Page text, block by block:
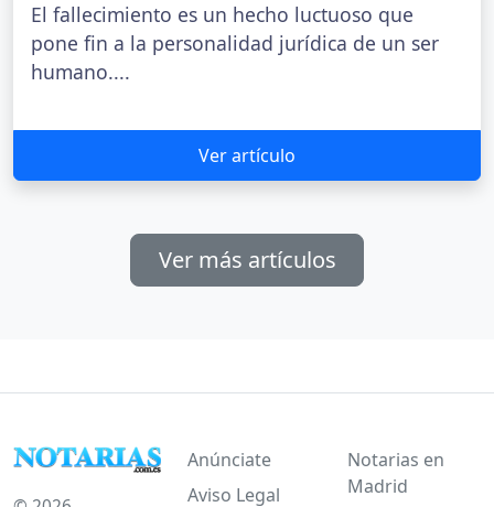
El fallecimiento es un hecho luctuoso que
pone fin a la personalidad jurídica de un ser
humano....
Ver artículo
Ver más artículos
Anúnciate
Aviso Legal
Notarias en
Madrid